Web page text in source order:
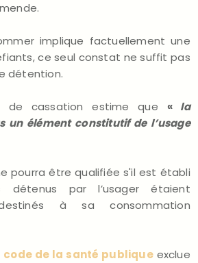
implique factuellement une
ce seul constat ne suffit pas
détention.
de cassation estime que « la
un élément constitutif de l’usage
pourra être qualifiée s'il est établi
détenus par l’usager étaient
à sa consommation
code de la santé publiqueexclue